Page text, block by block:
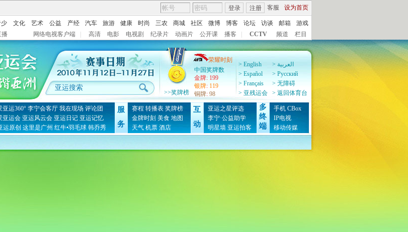
客服 设为首页
登录 注册
文化 艺术 公益 产经 汽车 旅游 健康 时尚 三农 商城 社区 微博 博客 论坛 访谈 邮箱
游戏
播 网络电视客户端 高清 电影 电视剧 纪录片 动画片 公开课 播客 CCTV 频道 栏目
> English
> العربية
> Español
> Pусский
> Français
> 无障碍
> 亚残运会
> 返回体育台
>>奖牌榜
荣耀时刻
中国奖牌数
金牌: 199
银牌: 119
铜牌: 98
亚运360° 李宁会客厅 我在现场 评论团
亚运会 亚运风云会 亚运日记 亚运记忆
运原创 这里是广州 红牛•羽毛球 韩乔秀
服
务
赛程 转播表 奖牌榜
金牌时刻 美食 地图
天气 机票 酒店
互
动
亚运之星评选
李宁·公益助学
明星墙 亚运拍客
多
终
端
手机 CBox
IP电视
移动传媒